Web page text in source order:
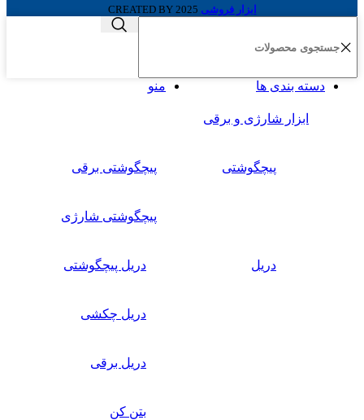
ابزار فروشی 2025 CREATED BY
منو دسته بندی ها
ابزار شارژی و برقی
پیچگوشتی پیچگوشتی برقی
پیچگوشتی شارژی
دریل دریل پیچگوشتی
دریل چکشی
دریل برقی
بتن کن